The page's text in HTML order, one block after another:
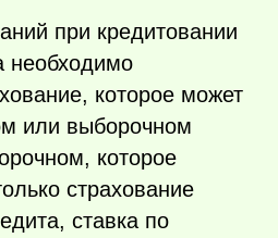
при кредитовании
необходимо
которое может
или выборочном
которое
страхование
ставка по